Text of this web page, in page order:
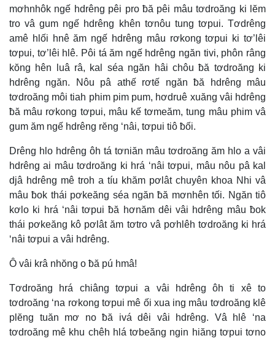
mơhnhôk ngế hdrêng pêi pro ƀă pêi mâu tơdroăng ki lĕm
tro vâ gum ngế hdrêng khên tơnôu tung tơpui. Tơdrêng
amê hlối hnê ăm ngế hdrêng mâu rơkong tơpui ki tơ’lêi
tơpui, tơ’lêi hlê. Pôi tá ăm ngế hdrêng ngăn tivi, phôn râng
kŏng hên luâ râ, kal séa ngăn hâi chôu ƀă tơdroăng ki
hdrêng ngăn. Nôu pâ athế rơtế ngăn ƀă hdrêng mâu
tơdroăng môi tiah phim pim pum, hơdruê xuăng vâi hdrêng
ƀă mâu rơkong tơpui, mâu kế tơmeăm, tung mâu phim vâ
gum ăm ngế hdrêng rĕng ‘nâi, tơpui tiô ƀối.
Drêng hlo hdrêng ôh tá tơniăn mâu tơdroăng ăm hlo a vâi
hdrêng ai mâu tơdroăng ki hrá ‘nâi tơpui, mâu nôu pâ kal
djâ hdrêng mê troh a tíu khăm pơlât chuyên khoa Nhi vâ
mâu ƀok thái pơkeăng séa ngăn ƀă mơnhên tối. Ngăn tiô
kơlo ki hrá ‘nâi tơpui ƀă hơnăm dêi vâi hdrêng mâu ƀok
thái pơkeăng kô pơlât ăm tơtro vâ pơhlêh tơdroăng ki hrá
‘nâi tơpui a vâi hdrêng.
Ô vâi krâ nhŏng o ƀă pú hmâ!
Tơdroăng hrá chiâng tơpui a vâi hdrêng ôh ti xê to
tơdroăng ‘na rơkong tơpui mê ối xua ing mâu tơdroăng klê
plĕng tuăn mơ no ƀă ivá dêi vâi hdrêng. Vâ hlê ‘na
tơdroăng mê khu chêh hlá tơbeăng ngin hiăng tơpui tơno